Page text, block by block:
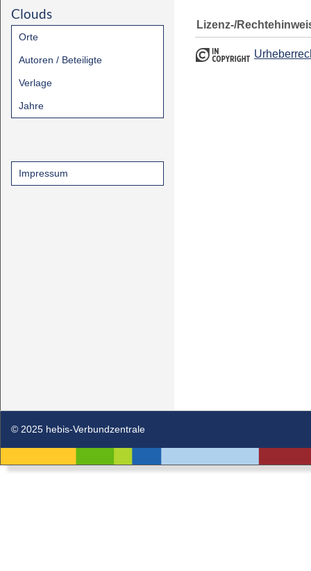
Clouds
Orte
Autoren / Beteiligte
Verlage
Jahre
Impressum
Lizenz-/
© 2025 hebis-Verbundzentrale